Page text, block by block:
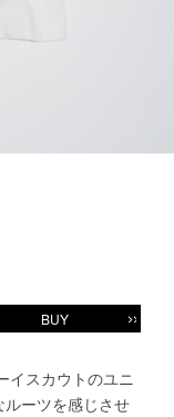
BUY
イスカウトのユニ
ーツを感じさせ